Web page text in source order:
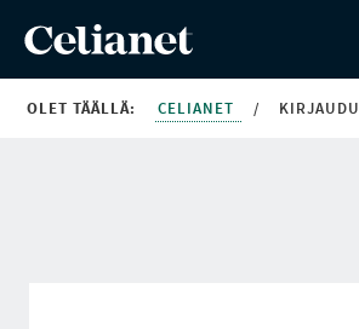
OLET TÄÄLLÄ: CELIANET / KIRJAUDU